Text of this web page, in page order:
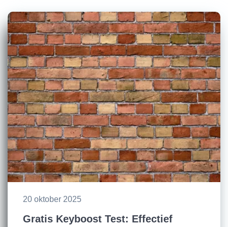
20 oktober 2025
Gratis Keyboost Test: Effectief